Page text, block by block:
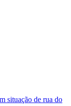
situação de rua do